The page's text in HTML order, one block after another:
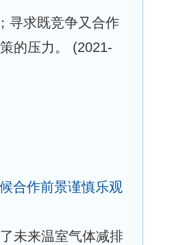
寻求既竞争又合作
的压力。
(2021-
合作前景谨慎乐观
未来温室气体减排